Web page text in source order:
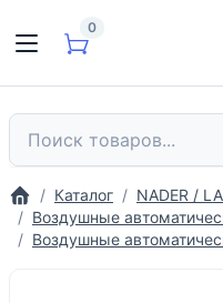
0
Каталог
NADER /
Воздушные
Воздушные